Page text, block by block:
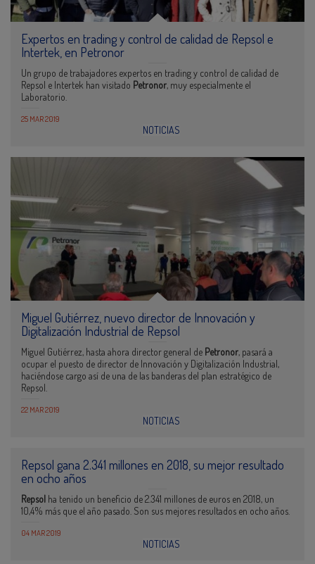
Expertos en trading y control de calidad de Repsol e
Intertek, en Petronor
Un grupo de trabajadores expertos en trading y control de calidad de
Repsol e Intertek han visitado Petronor, muy especialmente el
Laboratorio.
25 MAR 2019
NOTICIAS
Miguel Gutiérrez, nuevo director de Innovación y
Digitalización Industrial de Repsol
Miguel Gutiérrez, hasta ahora director general de Petronor, pasará a
ocupar el puesto de director de Innovación y Digitalización Industrial,
haciéndose cargo así de una de las banderas del plan estratégico de
Repsol.
22 MAR 2019
NOTICIAS
Repsol gana 2.341 millones en 2018, su mejor resultado
en ocho años
Repsol ha tenido un beneficio de 2.341 millones de euros en 2018, un
10,4% más que el año pasado. Son sus mejores resultados en ocho años.
04 MAR 2019
NOTICIAS